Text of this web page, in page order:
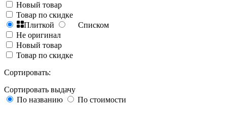
Новый товар
Товар по скидке
Плиткой
Списком
Не оригинал
Новый товар
Товар по скидке
Сортировать:
Сортировать выдачу
По названию
По стоимости